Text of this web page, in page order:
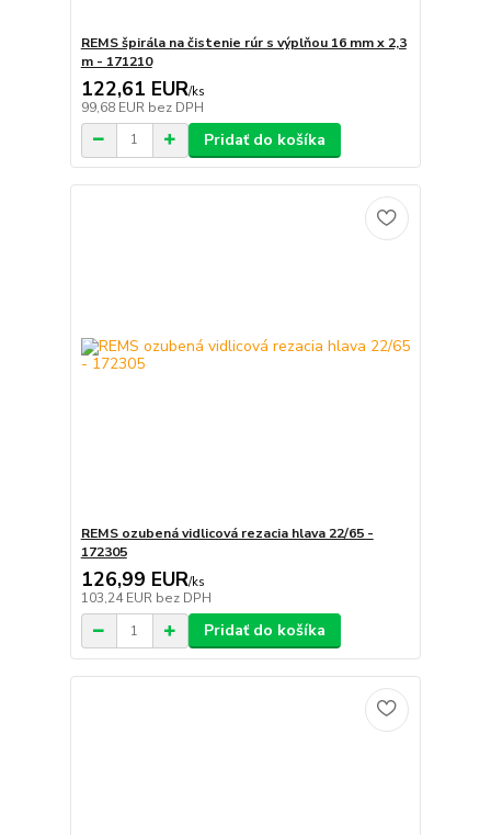
REMS špirála na čistenie rúr s výplňou 16 mm x 2,3
m - 171210
122,61 EUR/ks
99,68 EUR bez DPH
Pridať do košíka
REMS ozubená vidlicová rezacia hlava 22/65 -
172305
126,99 EUR/ks
103,24 EUR bez DPH
Pridať do košíka